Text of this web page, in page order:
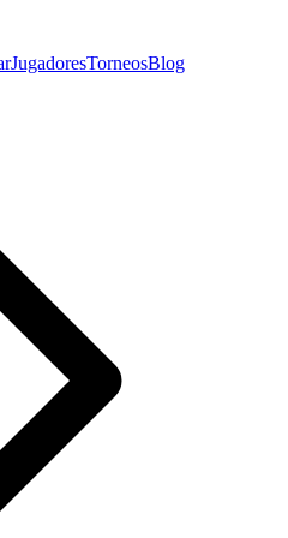
JugadoresTorneosBlog